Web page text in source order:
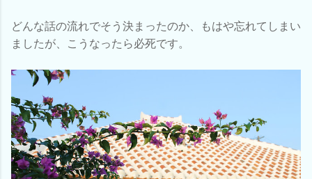
どんな話の流れでそう決まったのか、もはや忘れてしまい
ましたが、こうなったら必死です。